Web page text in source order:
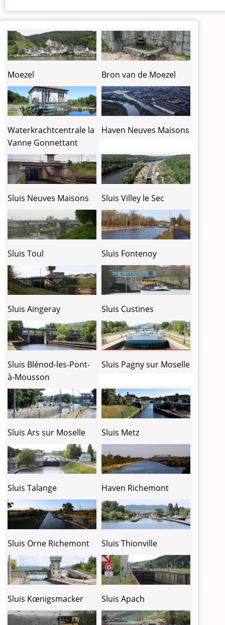
Moezel Bron van de Moezel
Waterkrachtcentrale la
Vanne Gonnettant
Haven Neuves Maisons
Sluis Neuves Maisons Sluis Villey le Sec
Sluis Toul Sluis Fontenoy
Sluis Aingeray Sluis Custines
Sluis Blénod-les-Pont-
à-Mousson
Sluis Pagny sur Moselle
Sluis Ars sur Moselle Sluis Metz
Sluis Talange Haven Richemont
Sluis Orne Richemont Sluis Thionville
Sluis Kœnigsmacker Sluis Apach